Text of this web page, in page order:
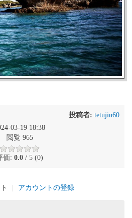
投稿者: tetujin60
03-19 18:38
閲覧 965
価: 0.0 / 5 (0)
アカウントの登録